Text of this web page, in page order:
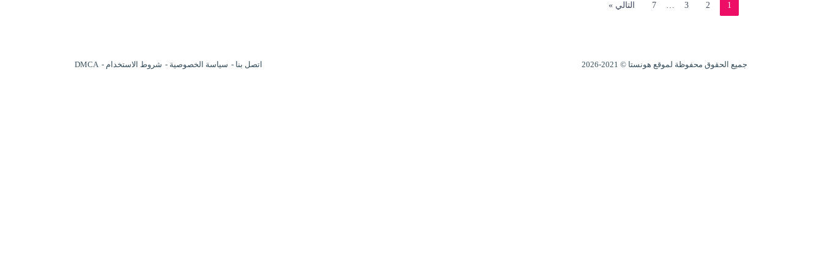
1
2
3
…
7 التالي »
جميع الحقوق محفوظة لموقع هونستا © 2021-2026 اتصل بنا سياسة الخصوصية شروط الاستخدام DMCA